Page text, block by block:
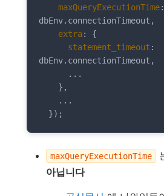
maxQueryExecutionTime:
dbEnv.connectionTimeout,
extra: {
statement_timeout :
dbEnv.connectionTimeout,
  });
maxQueryExecutionTime
아닙니다